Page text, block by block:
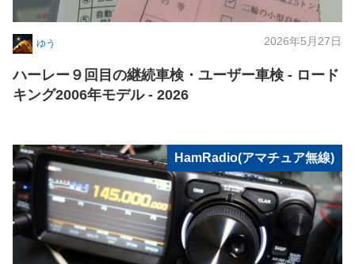
ゆう 2026年5月27日
ハーレー９回目の継続車検・ユーザー車検 - ロード
キング2006年モデル - 2026
HamRadio(アマチュア無線)